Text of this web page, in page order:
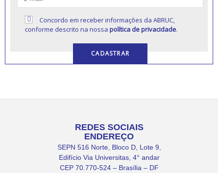
Concordo em receber informações da ABRUC,
conforme descrito na nossapolítica de privacidade.
REDES SOCIAIS
ENDEREÇO
SEPN 516 Norte, Bloco D, Lote 9,
Edifício Via Universitas, 4° andar
CEP 70.770-524 – Brasília – DF